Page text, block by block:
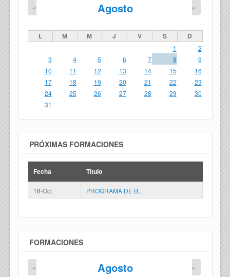
Agosto
« »
L M M J V S D
1
2
3
4 5 6 7 8
9
10
11 12 13 14 15
16
17
18 19 20 21 22
23
24
25 26 27 28 29
30
31
PRÓXIMAS FORMACIONES
Fecha Titulo
18-Oct PROGRAMA DE B...
FORMACIONES
Agosto
« »